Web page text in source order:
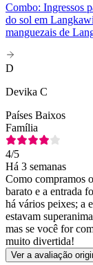
Combo: Ingressos
do sol em
manguezais de
D
Devika C
Países Baixos
Família
4/5
Há 3 semanas
Como compramos
barato e a entrada
há vários peixes; a
estavam
mas se você for
muito divertida!
Ver a avaliação